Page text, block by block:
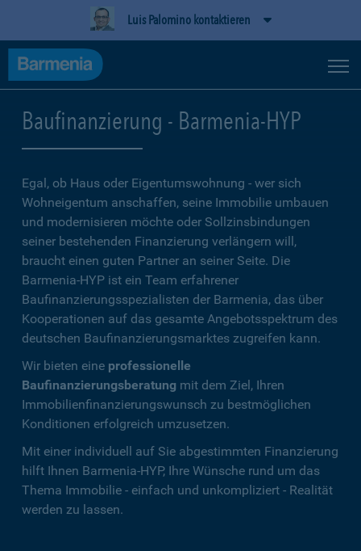
Luis Palomino kontaktieren
Baufinanzierung - Barmenia-HYP
Egal, ob Haus oder Eigentumswohnung - wer sich
Wohneigentum anschaffen, seine Immobilie umbauen
und modernisieren möchte oder Sollzinsbindungen
seiner bestehenden Finanzierung verlängern will,
braucht einen guten Partner an seiner Seite. Die
Barmenia-HYP ist ein Team erfahrener
Baufinanzierungsspezialisten der Barmenia, das über
Kooperationen auf das gesamte Angebotsspektrum des
deutschen Baufinanzierungsmarktes zugreifen kann.
Wir bieten eine professionelle
Baufinanzierungsberatung mit dem Ziel, Ihren
Immobilienfinanzierungswunsch zu bestmöglichen
Konditionen erfolgreich umzusetzen.
Mit einer individuell auf Sie abgestimmten Finanzierung
hilft Ihnen Barmenia-HYP, Ihre Wünsche rund um das
Thema Immobilie - einfach und unkompliziert - Realität
werden zu lassen.